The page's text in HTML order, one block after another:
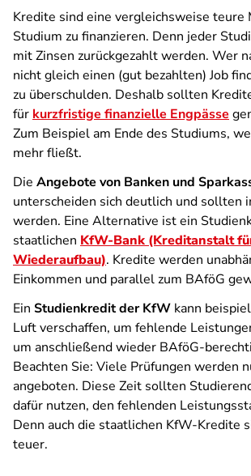
Kredite sind eine vergleichsweise teure
Studium zu finanzieren. Denn jeder
mit Zinsen zurückgezahlt werden. Wer
nicht gleich einen (gut bezahlten) Job
zu überschulden. Deshalb sollten
für kurzfristige finanzielle Engpässe
Zum Beispiel am Ende des Studiums,
mehr fließt.
Die Angebote von Banken und
unterscheiden sich deutlich und sollten
werden. Eine Alternative ist ein
staatlichen KfW-Bank (Kreditanstalt
Wiederaufbau). Kredite werden
Einkommen und parallel zum BAföG
Ein Studienkredit der KfW kann
Luft verschaffen, um fehlende
um anschließend wieder BAföG-
Beachten Sie: Viele Prüfungen werden
angeboten. Diese Zeit sollten
dafür nutzen, den fehlenden
Denn auch die staatlichen KfW-Kredite
teuer.